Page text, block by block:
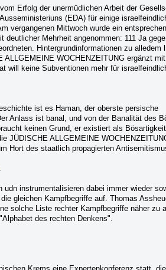
Erfolg der unermüdlichen Arbeit der
(EDA) für einige
vergangenen Mittwoch wurde ein
Mehrheit angenommen: 111 Ja
Hintergrundinformationen zu alledem
WOCHENZEITUNG ergänzt
will keine Subventionen mehr für
ist es Haman, der oberste persische
Anlass ist banal, und von der Banalität des
keinen Grund, er existiert als
JÜDISCHE ALLGEMEINE
Hort des staatlich propagierten
.
instrumentalisieren dabei immer wieder
gleichen Kampfbegriffe auf. Thomas
solche Liste rechter Kampfbegriffe näher zu
des rechten Denkens".